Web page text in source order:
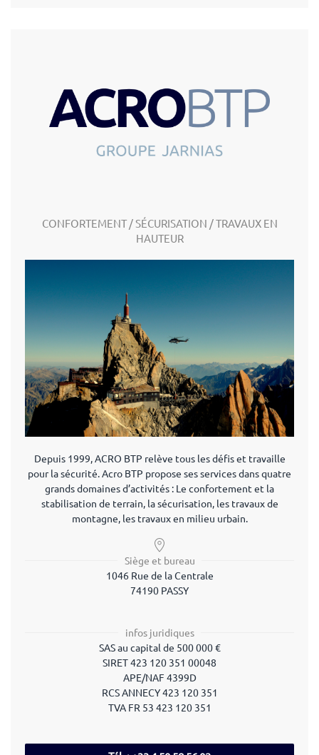
CONFORTEMENT / SÉCURISATION / TRAVAUX EN
HAUTEUR
Depuis 1999, ACRO BTP relève tous les défis et travaille
pour la sécurité. Acro BTP propose ses services dans quatre
grands domaines d’activités : Le confortement et la
stabilisation de terrain, la sécurisation, les travaux de
montagne, les travaux en milieu urbain.
Siège et bureau
1046 Rue de la Centrale
74190 PASSY
infos juridiques
SASau capital de 500 000 €
SIRET423 120 351 00048
APE/NAF 4399D
RCSANNECY 423 120 351
TVA FR 53 423 120 351